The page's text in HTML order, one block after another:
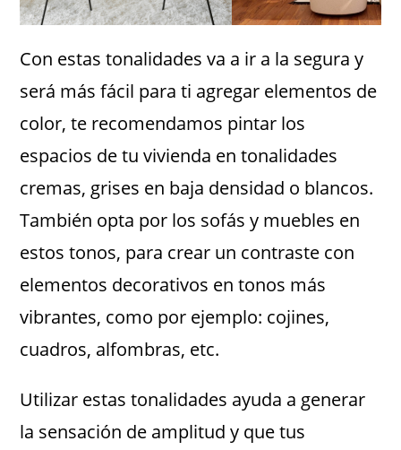
Con estas tonalidades va a ir a la segura y
será más fácil para ti agregar elementos de
color, te recomendamos pintar los
espacios de tu vivienda en tonalidades
cremas, grises en baja densidad o blancos.
También opta por los sofás y muebles en
estos tonos, para crear un contraste con
elementos decorativos en tonos más
vibrantes, como por ejemplo: cojines,
cuadros, alfombras, etc.
Utilizar estas tonalidades ayuda a generar
la sensación de amplitud y que tus